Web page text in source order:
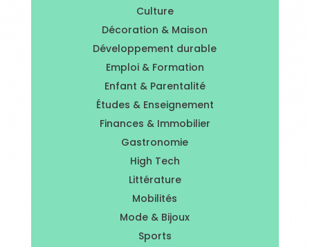
Culture
Décoration & Maison
Développement durable
Emploi & Formation
Enfant & Parentalité
Études & Enseignement
Finances & Immobilier
Gastronomie
High Tech
Littérature
Mobilités
Mode & Bijoux
Sports